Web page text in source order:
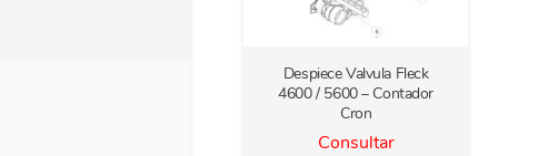
Despiece Valvula Fleck
4600 / 5600 – Contador
Cron
Consultar